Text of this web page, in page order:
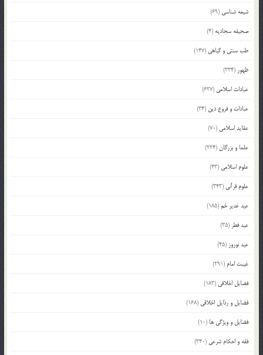
شیعه شناسی (69)
صحیفه سجادیه (4)
طب سنتی و گیاهی (147)
ظهور (334)
عبادات اسلامی (627)
عبادات و فروع دین (34)
عقاید اسلامی (70)
علما و بزرگان(224)
علوم اسلامی (43)
علوم قرآنی (343)
عید غدیر خم(185)
عید فطر (35)
عید نوروز (45)
غیبت امام (291)
فضایل اخلاقی (183)
فضایل و رذایل اخلاقی (168)
فضایل و ویژگی ها (10)
فقه و احکام شرعی (340)